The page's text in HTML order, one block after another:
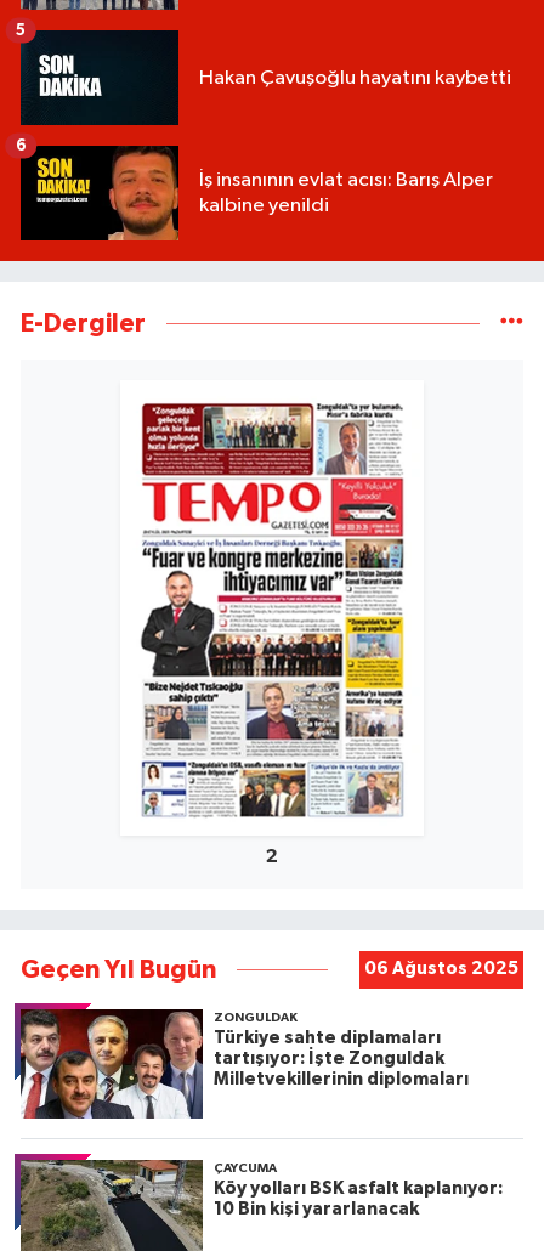
Hakan Çavuşoğlu hayatını kaybetti
5
İş insanının evlat acısı: Barış Alper
kalbine yenildi
6
E-Dergiler
2
Geçen Yıl Bugün 06 Ağustos 2025
ZONGULDAK
Türkiye sahte diplamaları
tartışıyor: İşte Zonguldak
Milletvekillerinin diplomaları
ÇAYCUMA
Köy yolları BSK asfalt kaplanıyor:
10 Bin kişi yararlanacak